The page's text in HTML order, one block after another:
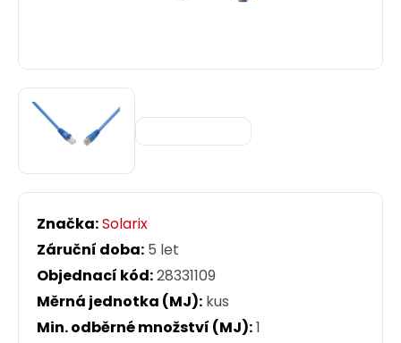
Značka:Solarix
Záruční doba: 5 let
Objednací kód:28331109
Měrná jednotka (MJ): kus
Min. odběrné množství (MJ):1